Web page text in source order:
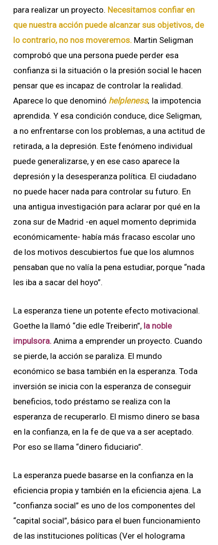
para realizar un proyecto. Necesitamos confiar en
que nuestra acción puede alcanzar sus objetivos, de
lo contrario, no nos moveremos. Martin Seligman
comprobó que una persona puede perder esa
confianza si la situación o la presión social le hacen
pensar que es incapaz de controlar la realidad.
Aparece lo que denominó helpleness, la impotencia
aprendida. Y esa condición conduce, dice Seligman,
a no enfrentarse con los problemas, a una actitud de
retirada, a la depresión. Este fenómeno individual
puede generalizarse, y en ese caso aparece la
depresión y la desesperanza política. El ciudadano
no puede hacer nada para controlar su futuro. En
una antigua investigación para aclarar por qué en la
zona sur de Madrid -en aquel momento deprimida
económicamente- había más fracaso escolar uno
de los motivos descubiertos fue que los alumnos
pensaban que no valía la pena estudiar, porque “nada
les iba a sacar del hoyo”.
La esperanza tiene un potente efecto motivacional.
Goethe la llamó “die edle Treiberin”, la noble
impulsora. Anima a emprender un proyecto. Cuando
se pierde, la acción se paraliza. El mundo
económico se basa también en la esperanza. Toda
inversión se inicia con la esperanza de conseguir
beneficios, todo préstamo se realiza con la
esperanza de recuperarlo. El mismo dinero se basa
en la confianza, en la fe de que va a ser aceptado.
Por eso se llama “dinero fiduciario”.
La esperanza puede basarse en la confianza en la
eficiencia propia y también en la eficiencia ajena. La
“confianza social” es uno de los componentes del
“capital social”, básico para el buen funcionamiento
de las instituciones políticas (Ver el holograma